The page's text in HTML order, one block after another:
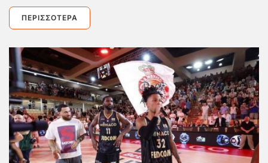
ΠΕΡΙΣΣΌΤΕΡΑ